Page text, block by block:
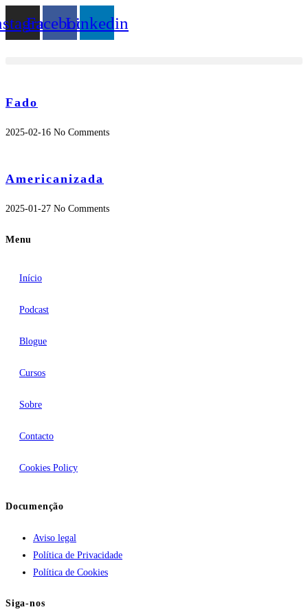
to
FacebookLinkedin
Fado
2025-02-16 No Comments
Americanizada
2025-01-27 No Comments
Menu
Início
Podcast
Blogue
Cursos
Sobre
Contacto
Cookies Policy
Documenção
Aviso legal
Política de Privacidade
Política de Cookies
Siga-nos